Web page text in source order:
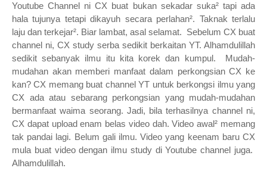
Youtube Channel ni CX buat bukan sekadar suka² tapi ada
hala tujunya tetapi dikayuh secara perlahan². Taknak terlalu
laju dan terkejar². Biar lambat, asal selamat. Sebelum CX buat
channel ni, CX study serba sedikit berkaitan YT. Alhamdulillah
sedikit sebanyak ilmu itu kita korek dan kumpul. Mudah-
mudahan akan memberi manfaat dalam perkongsian CX ke
kan? CX memang buat channel YT untuk berkongsi ilmu yang
CX ada atau sebarang perkongsian yang mudah-mudahan
bermanfaat waima seorang. Jadi, bila terhasilnya channel ni,
CX dapat upload enam belas video dah. Video awal² memang
tak pandai lagi. Belum gali ilmu. Video yang keenam baru CX
mula buat video dengan ilmu study di Youtube channel juga.
Alhamdulillah.